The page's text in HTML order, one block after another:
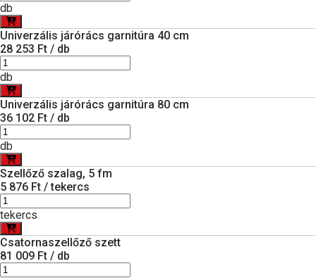
db
Univerzális járórács garnitúra 40 cm
28 253 Ft / db
db
Univerzális járórács garnitúra 80 cm
36 102 Ft / db
db
Szellőző szalag, 5 fm
5 876 Ft / tekercs
tekercs
Csatornaszellőző szett
81 009 Ft / db